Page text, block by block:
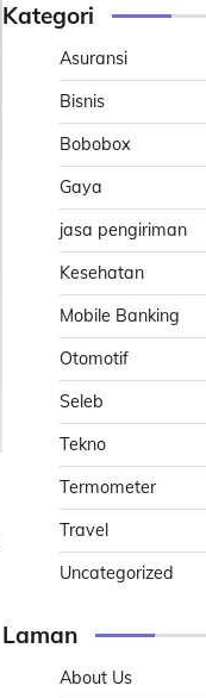
Kategori
Asuransi
Bisnis
Bobobox
Gaya
jasa pengiriman
Kesehatan
Mobile Banking
Otomotif
Seleb
Tekno
Termometer
Travel
Uncategorized
Laman
About Us